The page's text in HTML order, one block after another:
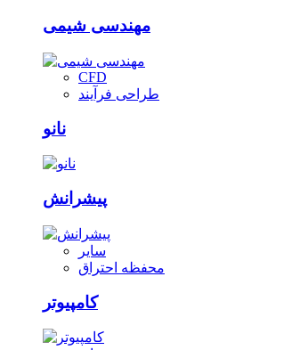
مهندسی شیمی
CFD
طراحی فرآیند
نانو
پیشرانش
سایر
محفظه احتراق
کامپیوتر